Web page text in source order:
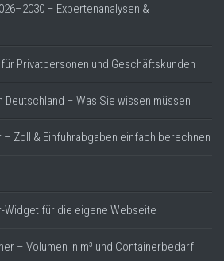
– Expertenanalysen &
Privatpersonen und Geschäftskunden
Deutschland – Was Sie wissen müssen
Zoll & Einfuhrabgaben einfach berechnen
Widget für die eigene Webseite
– Volumen in m³ und Containerbedarf